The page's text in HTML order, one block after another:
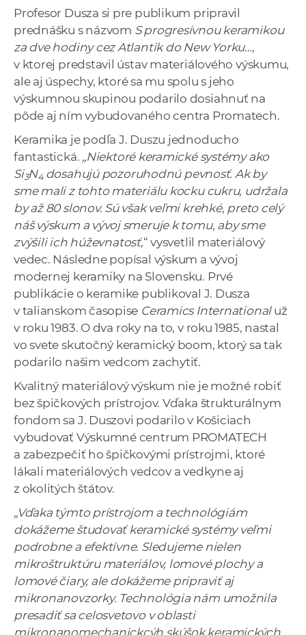
Profesor Dusza si pre publikum pripravil
prednášku s názvom S progresívnou keramikou
za dve hodiny cez Atlantik do New Yorku…,
v ktorej predstavil ústav materiálového výskumu,
ale aj úspechy, ktoré sa mu spolu s jeho
výskumnou skupinou podarilo dosiahnuť na
pôde aj ním vybudovaného centra Promatech.
Keramika je podľa J. Duszu jednoducho
fantastická. „Niektoré keramické systémy ako
Si3N4dosahujú pozoruhodnú pevnosť. Ak by
sme mali z tohto materiálu kocku cukru, udržala
by až 80 slonov. Sú však veľmi krehké, preto celý
náš výskum a vývoj smeruje k tomu, aby sme
zvýšili ich húževnatosť,“ vysvetlil materiálový
vedec. Následne popísal výskum a vývoj
modernej keramiky na Slovensku. Prvé
publikácie o keramike publikoval J. Dusza
v talianskom časopise Ceramics Internationaluž
v roku 1983. O dva roky na to, v roku 1985, nastal
vo svete skutočný keramický boom, ktorý sa tak
podarilo našim vedcom zachytiť.
Kvalitný materiálový výskum nie je možné robiť
bez špičkových prístrojov. Vďaka štrukturálnym
fondom sa J. Duszovi podarilo v Košiciach
vybudovať Výskumné centrum PROMATECH
a zabezpečiť ho špičkovými prístrojmi, ktoré
lákali materiálových vedcov a vedkyne aj
z okolitých štátov.
„Vďaka týmto prístrojom a technológiám
dokážeme študovať keramické systémy veľmi
podrobne a efektívne. Sledujeme nielen
mikroštruktúru materiálov, lomové plochy a
lomové čiary, ale dokážeme pripraviť aj
mikronanovzorky. Technológia nám umožnila
presadiť sa celosvetovo v oblasti